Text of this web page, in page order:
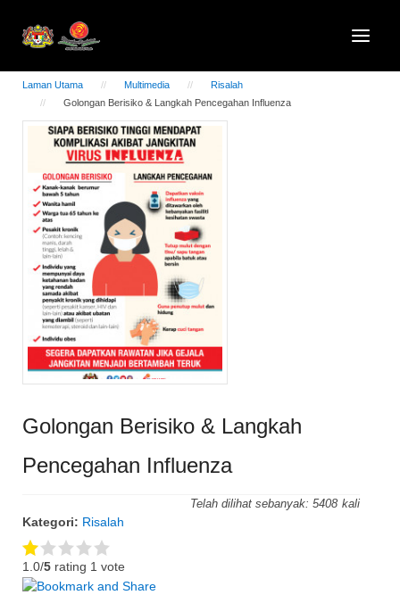
Laman Utama Multimedia
Risalah
Golongan Berisiko & Langkah Pencegahan Influenza
Golongan Berisiko & Langkah
Pencegahan Influenza
Telah dilihat sebanyak: 5408
Kategori: Risalah
1.0/5 rating 1 vote